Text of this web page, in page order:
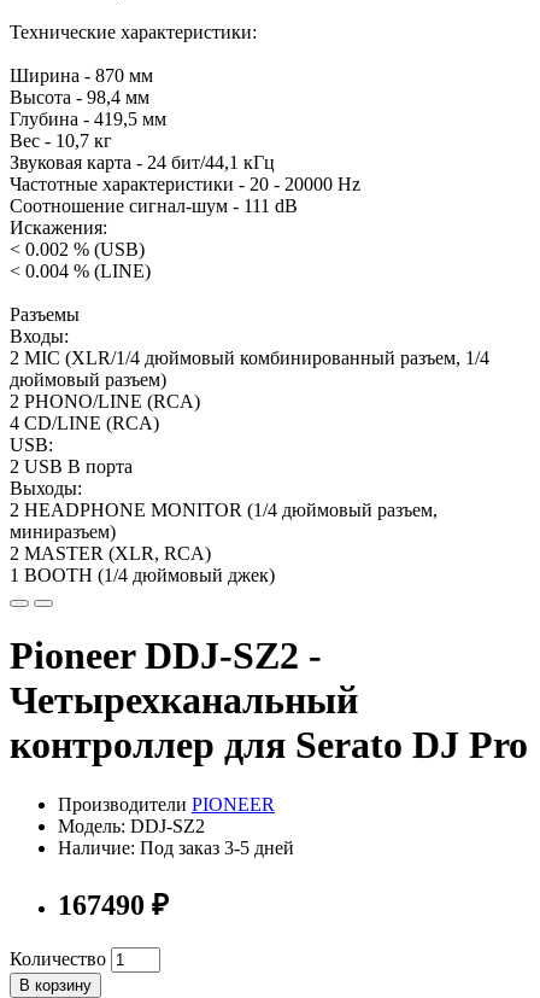
Технические характеристики:
Ширина - 870 мм
Высота - 98,4 мм
Глубина - 419,5 мм
Вес - 10,7 кг
Звуковая карта - 24 бит/44,1 кГц
Частотные характеристики - 20 - 20000 Hz
Соотношение сигнал-шум - 111 dB
Искажения:
< 0.002 % (USB)
< 0.004 % (LINE)
Разъемы
Входы:
2 MIC (XLR/1/4 дюймовый комбинированный разъем, 1/4
дюймовый разъем)
2 PHONO/LINE (RCA)
4 CD/LINE (RCA)
USB:
2 USB В порта
Выходы:
2 HEADPHONE MONITOR (1/4 дюймовый разъем,
миниразъем)
2 MASTER (XLR, RCA)
1 BOOTH (1/4 дюймовый джек)
Pioneer DDJ-SZ2 -
Четырехканальный
контроллер для Serato DJ Pro
Производители PIONEER
Модель: DDJ-SZ2
Наличие: Под заказ 3-5 дней
167490 ₽
Количество
В корзину